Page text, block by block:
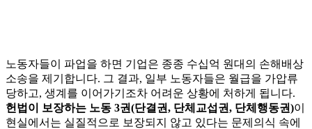
노동자들이 파업을 하면 기업은 종종 수십억 원대의 손해배상
소송을 제기합니다. 그 결과, 일부 노동자들은 월급을 가압류
당하고, 생계를 이어가기조차 어려운 상황에 처하게 됩니다.
헌법이 보장하는 노동 3권(단결권, 단체교섭권, 단체행동권)이
현실에서는 실질적으로 보장되지 않고 있다는 문제의식 속에